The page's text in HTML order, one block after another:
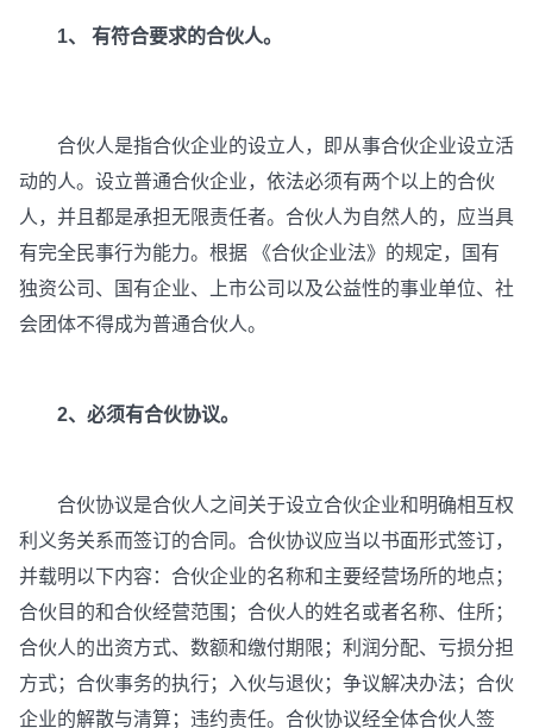
1、 有符合要求的合伙人。
合伙人是指合伙企业的设立人，即从事合伙企业设立活
动的人。设立普通合伙企业，依法必须有两个以上的合伙
人，并且都是承担无限责任者。合伙人为自然人的，应当具
有完全民事行为能力。根据 《合伙企业法》的规定，国有
独资公司、国有企业、上市公司以及公益性的事业单位、社
会团体不得成为普通合伙人。
2、必须有合伙协议。
合伙协议是合伙人之间关于设立合伙企业和明确相互权
利义务关系而签订的合同。合伙协议应当以书面形式签订，
并载明以下内容：合伙企业的名称和主要经营场所的地点；
合伙目的和合伙经营范围；合伙人的姓名或者名称、住所；
合伙人的出资方式、数额和缴付期限；利润分配、亏损分担
方式；合伙事务的执行；入伙与退伙；争议解决办法；合伙
企业的解散与清算；违约责任。合伙协议经全体合伙人签